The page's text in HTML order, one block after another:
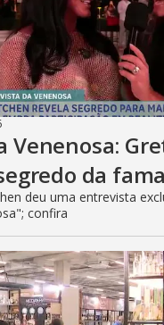
Venenosa:
da fama
deu uma entrevista
confira